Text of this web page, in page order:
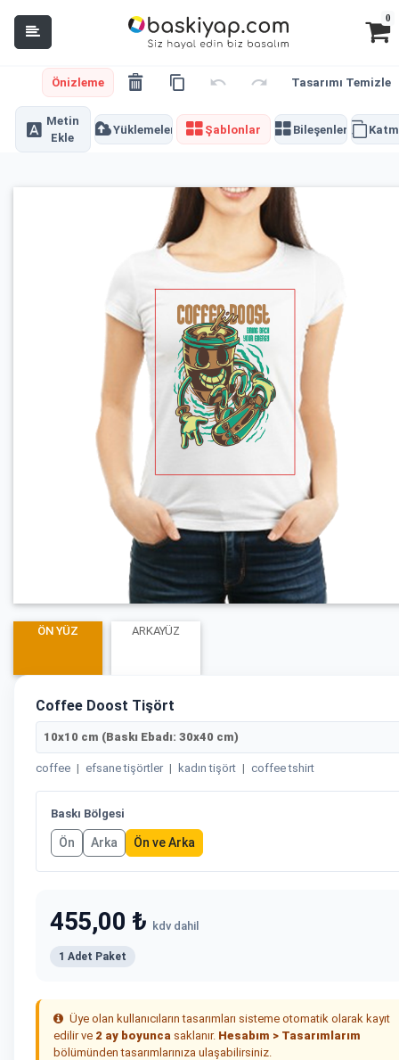
0
Önizleme Tasarımı Temizle
Metin
Ekle
Yüklemeler Şablonlar Bileşenler
ÖN YÜZ ARKAYÜZ
Coffee Doost Tişört
10x10 cm (Baskı Ebadı: 30x40 cm)
coffee | efsane tişörtler | kadın tişört | coffee tshirt
Baskı Bölgesi
Ön Arka Ön ve Arka
455,00 ₺ kdv dahil
1 Adet Paket
Üye olan kullanıcıların tasarımları sisteme otomatik olarak kayıt
edilir ve 2 ay boyunca saklanır. Hesabım > Tasarımlarım
bölümünden tasarımlarınıza ulaşabilirsiniz.